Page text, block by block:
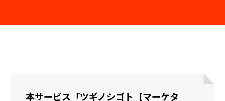
本サービス「ツギノシゴト【マーケタ